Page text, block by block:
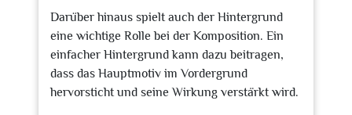
Darüber hinaus spielt auch der Hintergrund
eine wichtige Rolle bei der Komposition. Ein
einfacher Hintergrund kann dazu beitragen,
dass das Hauptmotiv im Vordergrund
hervorsticht und seine Wirkung verstärkt wird.